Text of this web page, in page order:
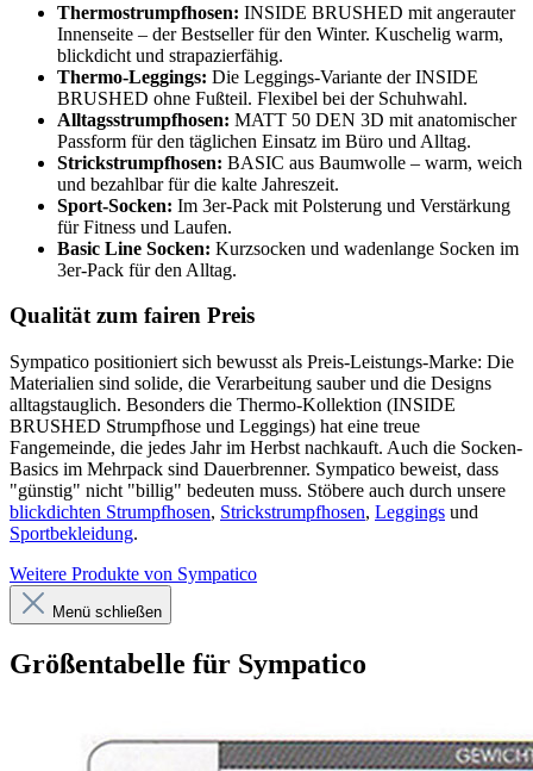
Thermostrumpfhosen: INSIDE BRUSHED mit angerauter
Innenseite – der Bestseller für den Winter. Kuschelig warm,
blickdicht und strapazierfähig.
Thermo-Leggings: Die Leggings-Variante der INSIDE
BRUSHED ohne Fußteil. Flexibel bei der Schuhwahl.
Alltagsstrumpfhosen: MATT 50 DEN 3D mit anatomischer
Passform für den täglichen Einsatz im Büro und Alltag.
Strickstrumpfhosen: BASIC aus Baumwolle – warm, weich
und bezahlbar für die kalte Jahreszeit.
Sport-Socken: Im 3er-Pack mit Polsterung und Verstärkung
für Fitness und Laufen.
Basic Line Socken: Kurzsocken und wadenlange Socken im
3er-Pack für den Alltag.
Qualität zum fairen Preis
Sympatico positioniert sich bewusst als Preis-Leistungs-Marke: Die
Materialien sind solide, die Verarbeitung sauber und die Designs
alltagstauglich. Besonders die Thermo-Kollektion (INSIDE
BRUSHED Strumpfhose und Leggings) hat eine treue
Fangemeinde, die jedes Jahr im Herbst nachkauft. Auch die Socken-
Basics im Mehrpack sind Dauerbrenner. Sympatico beweist, dass
"günstig" nicht "billig" bedeuten muss. Stöbere auch durch unsere
blickdichten Strumpfhosen, Strickstrumpfhosen, Leggings und
Sportbekleidung.
Weitere Produkte von Sympatico
Menü schließen
Größentabelle für Sympatico